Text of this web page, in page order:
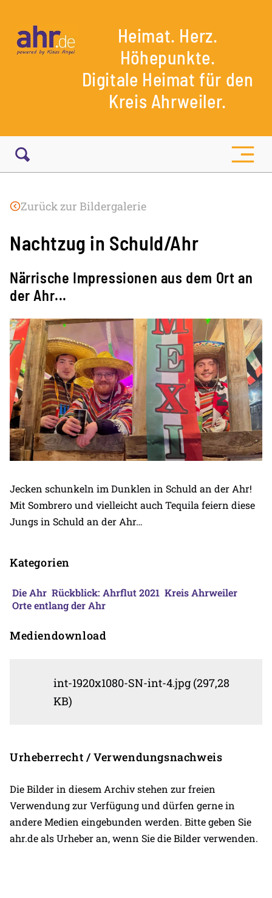
Heimat. Herz.
Höhepunkte.
Digitale Heimat für den
Kreis Ahrweiler.
Zurück zur Bildergalerie
Nachtzug in Schuld/Ahr
Närrische Impressionen aus dem Ort an
der Ahr...
Jecken schunkeln im Dunklen in Schuld an der Ahr!
Mit Sombrero und vielleicht auch Tequila feiern diese
Jungs in Schuld an der Ahr…
Kategorien
Die Ahr Rückblick: Ahrflut 2021 Kreis Ahrweiler
Orte entlang der Ahr
Mediendownload
int-1920x1080-SN-int-4.jpg (297,28
KB)
Urheberrecht / Verwendungsnachweis
Die Bilder in diesem Archiv stehen zur freien
Verwendung zur Verfügung und dürfen gerne in
andere Medien eingebunden werden. Bitte geben Sie
ahr.de als Urheber an, wenn Sie die Bilder verwenden.